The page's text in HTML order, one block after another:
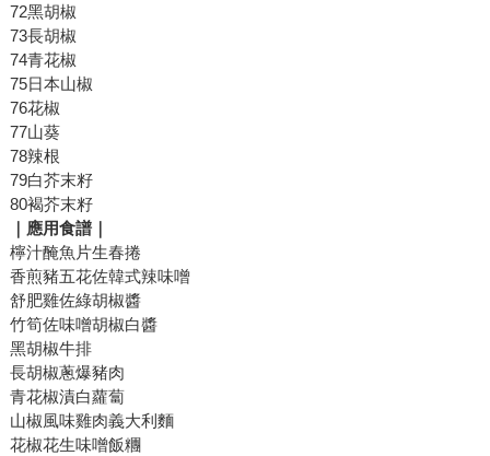
72黑胡椒
73長胡椒
74青花椒
75日本山椒
76花椒
77山葵
78辣根
79白芥末籽
80褐芥末籽
｜應用食譜｜
檸汁醃魚片生春捲
香煎豬五花佐韓式辣味噌
舒肥雞佐綠胡椒醬
竹筍佐味噌胡椒白醬
黑胡椒牛排
長胡椒蔥爆豬肉
青花椒漬白蘿蔔
山椒風味雞肉義大利麵
花椒花生味噌飯糰